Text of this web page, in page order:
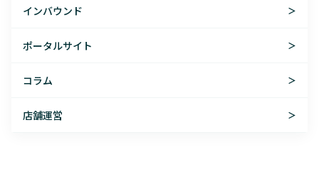
インバウンド ＞
ポータルサイト ＞
コラム ＞
店舗運営 ＞